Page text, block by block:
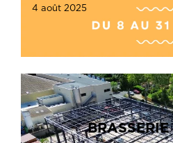
4 août 2025
BRASSERIE